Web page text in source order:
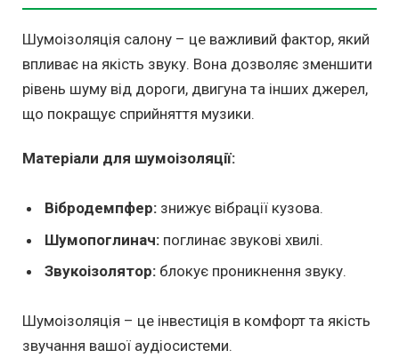
Шумоізоляція салону – це важливий фактор, який
впливає на якість звуку. Вона дозволяє зменшити
рівень шуму від дороги, двигуна та інших джерел,
що покращує сприйняття музики.
Матеріали для шумоізоляції:
Вібродемпфер: знижує вібрації кузова.
Шумопоглинач: поглинає звукові хвилі.
Звукоізолятор: блокує проникнення звуку.
Шумоізоляція – це інвестиція в комфорт та якість
звучання вашої аудіосистеми.